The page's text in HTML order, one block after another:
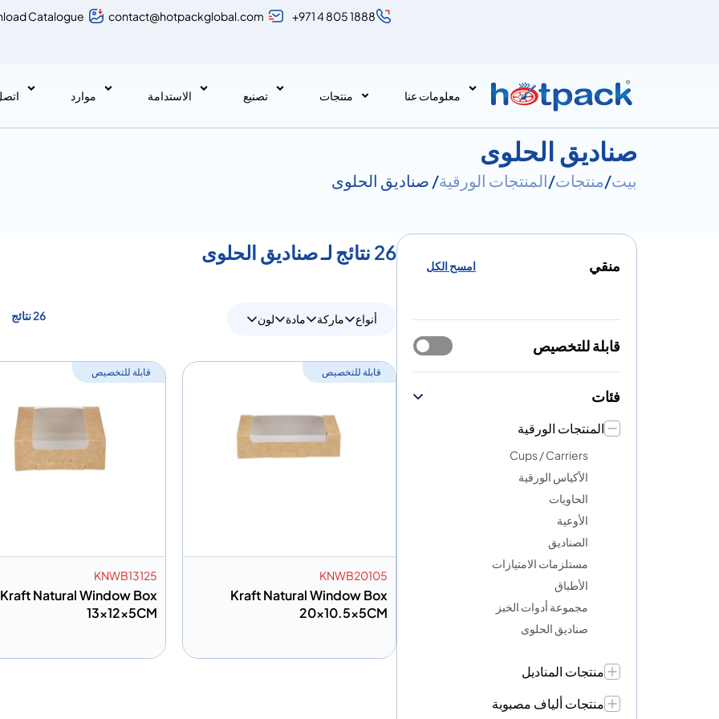
+971 4 805 1888
contact@hotpackglobal.com
Catalogue
معلومات عنا منتجات تصنيع الاستدامة موارد
صناديق الحلوى
بيت/منتجات/المنتجات الورقية/ صناديق الحلوى
منقي امسح الكل
قابلة للتخصيص
فئات
المنتجات الورقية
Cups / Carriers
الأكياس الورقية
الحاويات
الأوعية
الصناديق
مستلزمات الامتيازات
الأطباق
مجموعة أدوات الخبز
صناديق الحلوى
منتجات المناديل
منتجات ألياف مصبوبة
26 نتائج لـ صناديق الحلوى
أنواع ماركة مادة لون 26 نتائج
قابلة للتخصيص
KNWB20105
Kraft Natural Window Box
20×10.5x5CM
قابلة للتخصيص
KNWB13125
Kraft Natural Window Box
13x12x5CM